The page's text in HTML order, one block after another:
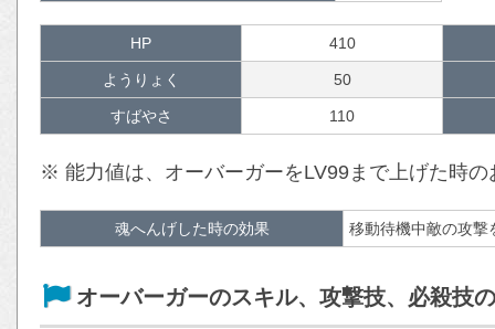
HP 410
ようりょく 50
すばやさ 110
※ 能力値は、オーバーガーをLV99まで上げた時
魂へんげした時の効果 移動待機中敵の攻撃
オーバーガーのスキル、攻撃技、必殺技